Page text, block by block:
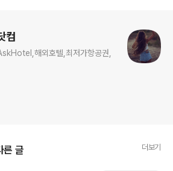
컴
해외호텔,최저가항공권,
른 글 더보기